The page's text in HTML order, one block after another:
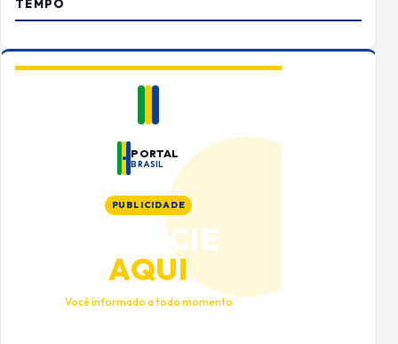
TEMPO
PORTAL
BRASIL
PUBLICIDADE
ANUNCIE
AQUI
Você informado a todo momento